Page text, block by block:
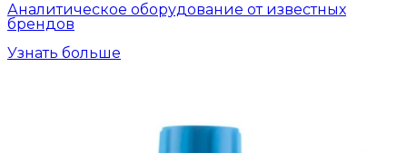
Аналитическое оборудование от известных
брендов
Узнать больше